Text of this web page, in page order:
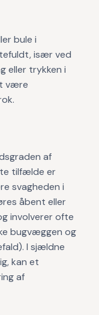
bule i
især ved
eller trykken i
være
af
tilfælde er
svagheden i
åbent eller
involverer ofte
bugvæggen og
I sjældne
kan et
af